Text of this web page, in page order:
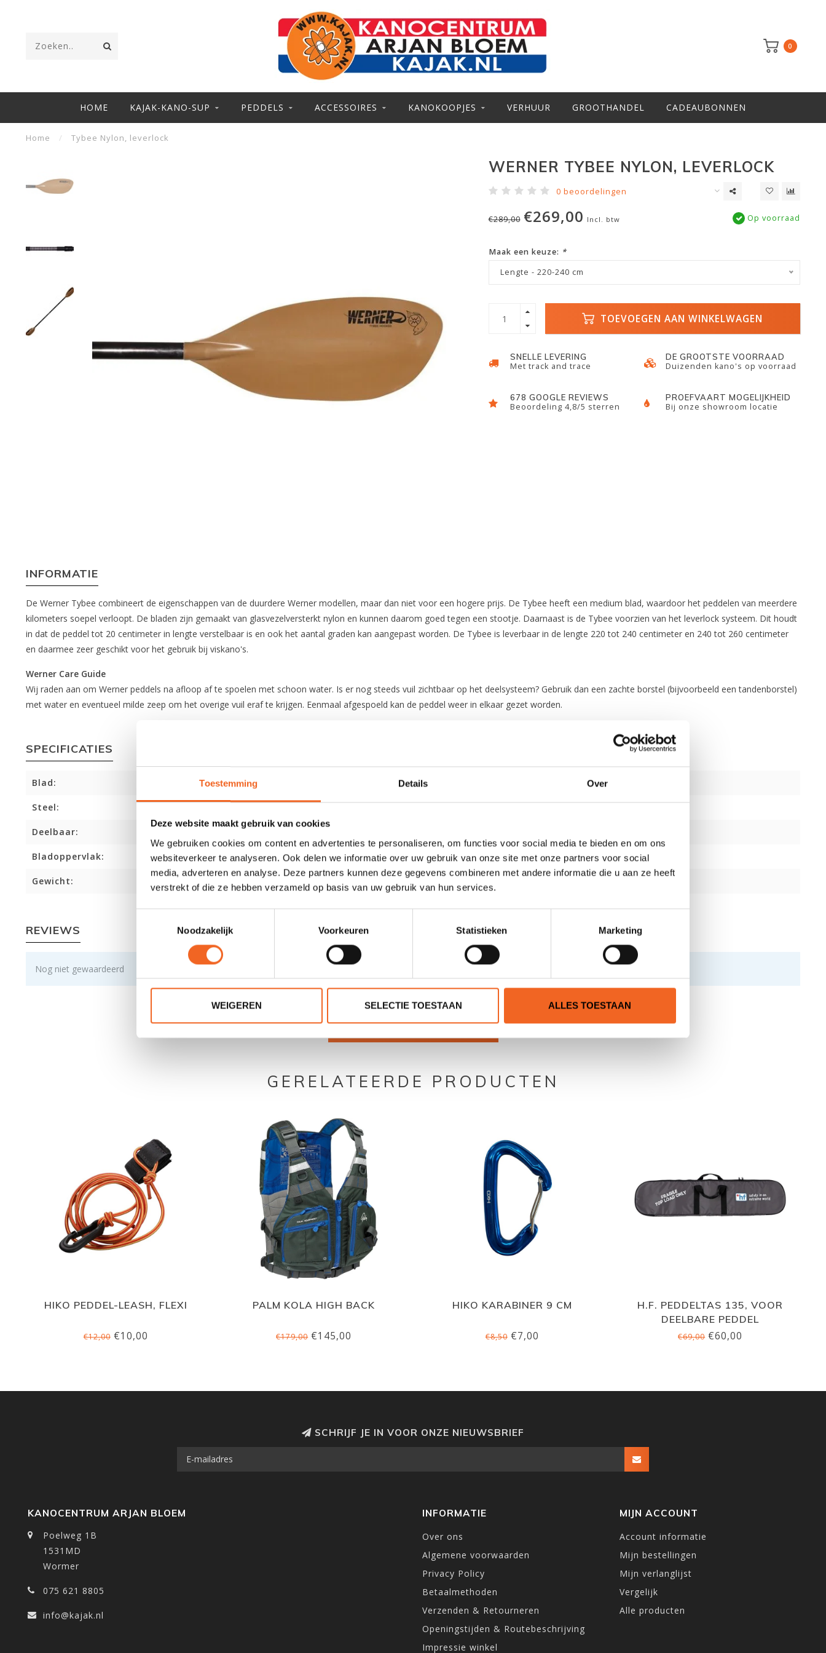
Toestemming Details Over
Deze website maakt gebruik van cookies
We gebruiken cookies om content en advertenties te personaliseren, om functies voor social media te bieden en om ons
websiteverkeer te analyseren. Ook delen we informatie over uw gebruik van onze site met onze partners voor social
media, adverteren en analyse. Deze partners kunnen deze gegevens combineren met andere informatie die u aan ze heeft
verstrekt of die ze hebben verzameld op basis van uw gebruik van hun services.
Noodzakelijk
Voorkeuren Statistieken Marketing
WEIGEREN SELECTIE TOESTAAN ALLES TOESTAAN
0
HOME KAJAK-KANO-SUP PEDDELS ACCESSOIRES KANOKOOPJES VERHUUR GROOTHANDEL CADEAUBONNEN
Home / Tybee Nylon, leverlock
WERNER TYBEE NYLON, LEVERLOCK
0 beoordelingen
€289,00 €269,00 Incl. btw Op voorraad
Maak een keuze: *
Lengte - 220-240 cm
TOEVOEGEN AAN WINKELWAGEN
SNELLE LEVERING
Met track and trace
DE GROOTSTE VOORRAAD
Duizenden kano's op voorraad
678 GOOGLE REVIEWS
Beoordeling 4,8/5 sterren
PROEFVAART MOGELIJKHEID
Bij onze showroom locatie
INFORMATIE
De Werner Tybee combineert de eigenschappen van de duurdere Werner modellen, maar dan niet voor een hogere prijs. De Tybee heeft een medium blad, waardoor het peddelen van meerdere
kilometers soepel verloopt. De bladen zijn gemaakt van glasvezelversterkt nylon en kunnen daarom goed tegen een stootje. Daarnaast is de Tybee voorzien van het leverlock systeem. Dit houdt
in dat de peddel tot 20 centimeter in lengte verstelbaar is en ook het aantal graden kan aangepast worden. De Tybee is leverbaar in de lengte 220 tot 240 centimeter en 240 tot 260 centimeter
en daarmee zeer geschikt voor het gebruik bij viskano's.
Werner Care Guide
Wij raden aan om Werner peddels na afloop af te spoelen met schoon water. Is er nog steeds vuil zichtbaar op het deelsysteem? Gebruik dan een zachte borstel (bijvoorbeeld een tandenborstel)
met water en eventueel milde zeep om het overige vuil eraf te krijgen. Eenmaal afgespoeld kan de peddel weer in elkaar gezet worden.
SPECIFICATIES
Blad: Fiberglass Reinforced Nylon
Steel:
Deelbaar:
Bladoppervlak: 608 cm2
Gewicht: 1141 gram
REVIEWS
Nog niet gewaardeerd
0 sterren op basis van 0 beoordelingen
GERELATEERDE PRODUCTEN
HIKO PEDDEL-LEASH, FLEXI
€12,00€10,00
PALM KOLA HIGH BACK
€179,00€145,00
HIKO KARABINER 9 CM
€8,50€7,00
H.F. PEDDELTAS 135, VOOR
DEELBARE PEDDEL
€69,00€60,00
SCHRIJF JE IN VOOR ONZE NIEUWSBRIEF
KANOCENTRUM ARJAN BLOEM
Poelweg 1B
1531MD
Wormer
075 621 8805
info@kajak.nl
INFORMATIE
Over ons
Algemene voorwaarden
Privacy Policy
Betaalmethoden
Verzenden & Retourneren
Openingstijden & Routebeschrijving
Impressie winkel
MIJN ACCOUNT
Account informatie
Mijn bestellingen
Mijn verlanglijst
Vergelijk
Alle producten